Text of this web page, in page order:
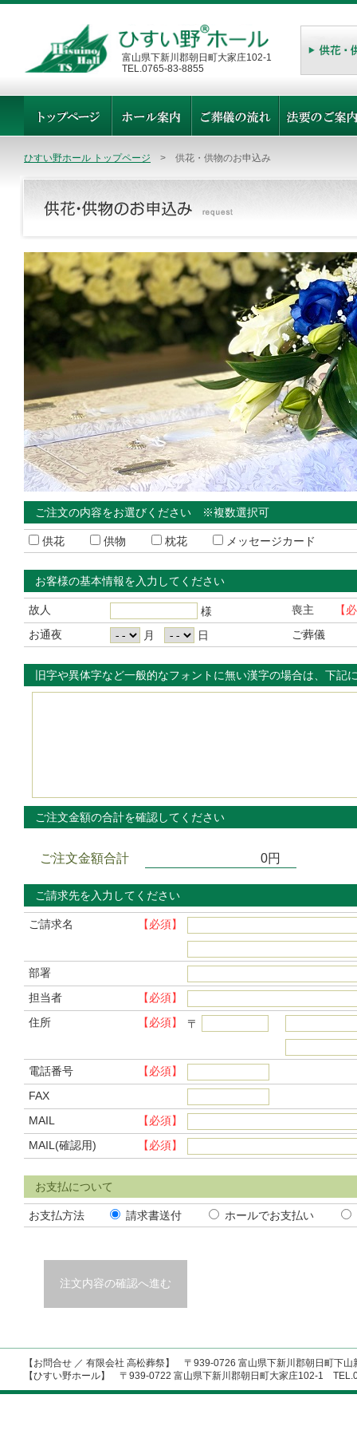
富山県下新川郡朝日町大家庄102-1
TEL.0765-83-8855
ひすい野ホール トップページ > 供花・供物のお申込み
ご注文の内容をお選びください ※複数選択可
供花 供物 枕花 メッセージカード
お客様の基本情報を入力してください
故人 様 喪主
【
お通夜
月 日 ご葬儀
旧字や異体字など一般的なフォントに無い漢字の場合は、下記
ご注文金額の合計を確認してください
ご注文金額合計 0円
ご請求先を入力してください
ご請求名 【必須】
部署
担当者
【必須】
住所
【必須】 〒
電話番号
【必須】
FAX
MAIL
【必須】
MAIL(確認用)
【必須】
お支払について
お支払方法 請求書送付 ホールでお支払い
注文内容の確認へ進む
【お問合せ ／ 有限会社 高松葬祭】 〒939-0726 富山県下新川郡朝日町下
【ひすい野ホール】 〒939-0722 富山県下新川郡朝日町大家庄102-1